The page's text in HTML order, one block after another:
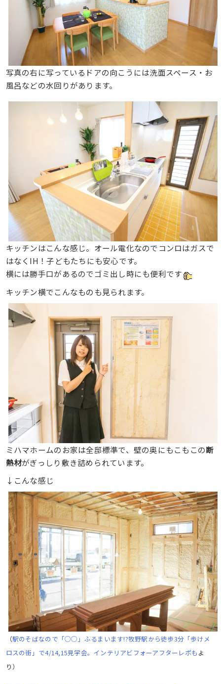
写真の右に写っているドアの向こうには洗面スペース・お
風呂などの水回りがあります。
キッチンはこんな感じ。オール電化なのでコンロはガスで
はなくIH！子どもたちにも安心です。
横には勝手口があるのでゴミ出し時にも便利です
キッチン横でこんなものも見られます。
ミハマホームのお家は全邸標準で、壁の奥にもこもこの断
熱材がぎっしり敷き詰められています。
↓こんな感じ
（駅のそばなので「○○」ふるまいます!?牧野駅から徒歩3分「歩けメ
ロスの街」で4/14,15見学会。インテリアビフォーアフターレポも よ
り）